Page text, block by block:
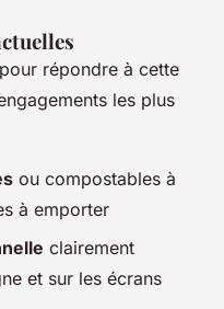
répondre à cette
les plus
ou compostables à
à emporter
clairement
et sur les écrans